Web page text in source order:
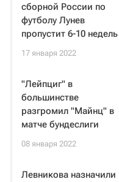
сборной России по
футболу Лунев
пропустит 6-10 недель
17 января 2022
"Лейпциг" в
большинстве
разгромил "Майнц" в
матче бундеслиги
08 января 2022
Левникова назначили